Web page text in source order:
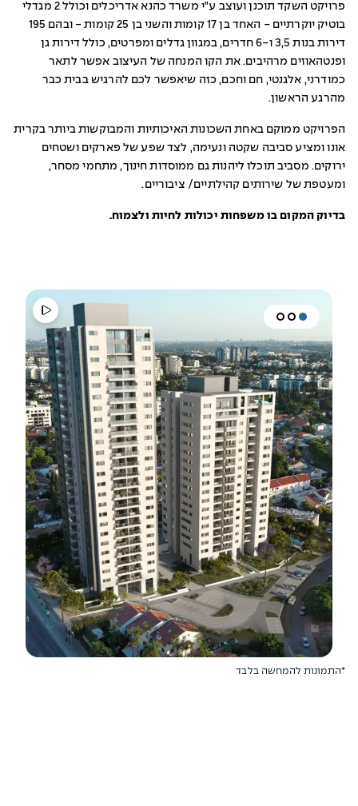
פרויקט השקד תוכנן ועוצב ע"י משרד כהנא אדריכלים וכולל 2 מגדלי
בוטיק יוקרתיים - האחד בן 17 קומות והשני בן 25 קומות - ובהם 195
דירות בנות 3,5 ו-6 חדרים, במגוון גדלים ומפרטים, כולל דירות גן
ופנטהאוזים מרהיבים. את הקו המנחה של העיצוב אפשר לתאר
כמודרני, אלגנטי, חם וחכם, כזה שיאפשר לכם להרגיש בבית כבר
מהרגע הראשון.
הפרויקט ממוקם באחת השכונות האיכותיות והמבוקשות ביותר בקרית
אונו ומציע סביבה שקטה ונעימה, לצד שפע של פארקים ושטחים
ירוקים. מסביב תוכלו ליהנות גם ממוסדות חינוך, מתחמי מסחר,
ומעטפת של שירותים קהילתיים/ ציבוריים.
בדיוק המקום בו משפחות יכולות לחיות ולצמוח.
*התמונות להמחשה בלבד